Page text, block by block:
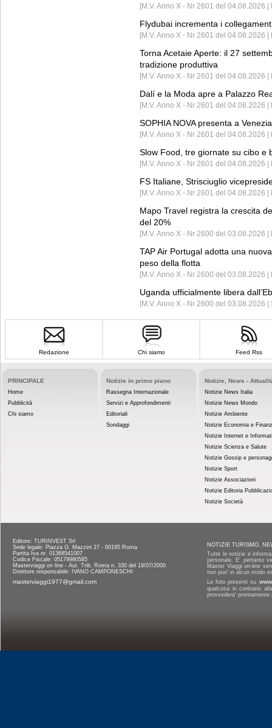
[M.V. Anno X - Nr 2601 del 04.08.2026 |
Flydubai incrementa i
[M.V. Anno X - Nr 2601 del 04.08.2026 |
Torna Acetaie Aperte: il 27
tradizione produttiva
[M.V. Anno X - Nr 2601 del 04.08.2026 |
Dalí e la Moda apre a Palazzo
[M.V. Anno X - Nr 2601 del 04.08.2026 |
SOPHIA NOVA presenta a
[M.V. Anno X - Nr 2601 del 04.08.2026
Slow Food, tre giornate su cibo e
[M.V. Anno X - Nr 2601 del 04.08.2026 |
FS Italiane, Strisciuglio
[M.V. Anno X - Nr 2601 del 04.08.2026 |
Mapo Travel registra la crescita
del 20%
[M.V. Anno X - Nr 2600 del 03.08.2026 |
TAP Air Portugal adotta una
peso della flotta
[M.V. Anno X - Nr 2600 del 03.08.2026
Uganda ufficialmente libera
[M.V. Anno X - Nr 2600 del 03.08.2026
Redazione Chi siamo Feed Rss
PRINCIPALE
Home
Pubblicità
Chi siamo
Notizie in primo piano
Rassegna Internazionale
Servizi e Approfondimenti
Editoriali
Sondaggi
Notizie, News -
Notizie News Italia
Notizie News Mondo
Notizie Ambiente
Notizie Economia e
Notizie Internet e
Notizie Scienza e Salute
Notizie Gossip e
Notizie Sport
Notizie Associazioni
Notizie Editoria
Notizie Società
Editore: TURINVEST Srl
Sede legale: Piazza G. Mazzini 27 - 00195 Roma
Partita Iva nr. 01368541007
Codice Fiscale: 05179980585
Masterviaggi on line - Aut. Trib. Roma n. 330 del 19/07/2000
Direttore responsabile: IVANO CAMPONESCHI
masterviaggi1977@gmail.com
NOTIZIE TURISMO,
Tutte le notizie e
personale. E' pertanto
Master Viaggi on-line
non puo' in alcun modo
Le foto presenti su
qualcosa in contrario
provvedera'